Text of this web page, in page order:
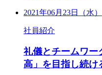
2021年06月23日（水）
社員紹介
礼儀とチームワー
高」を目指し続